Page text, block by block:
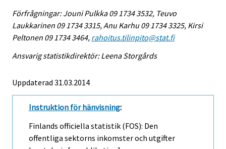
Förfrågningar: Jouni Pulkka 09 1734 3532, Teuvo
Laukkarinen 09 1734 3315, Anu Karhu 09 1734 3325, Kirsi
Peltonen 09 1734 3464, rahoitus.tilinpito@stat.fi
Ansvarig statistikdirektör: Leena Storgårds
Uppdaterad 31.03.2014
Instruktion för hänvisning:
Finlands officiella statistik (FOS): Den
offentliga sektorns inkomster och utgifter